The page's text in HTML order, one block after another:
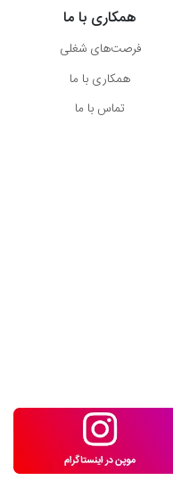
همکاری با ما
فرصت‌های شغلی
همکاری با ما
تماس با ما